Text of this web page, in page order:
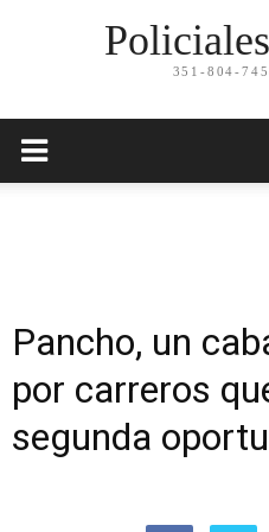
351-804-
Pancho, un
por carreros
segunda